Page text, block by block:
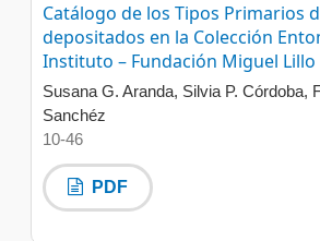
Catálogo de los Tipos Primarios
depositados en la Colección
Instituto – Fundación Miguel Lillo
Susana G. Aranda, Silvia P. Córdoba,
Sanchéz
10-46
PDF